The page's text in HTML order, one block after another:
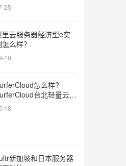
25
里云服务器经济型e实
么样？
19
怎么样?
台北轻量云
简单测评分享
18
新加坡和日本服务器